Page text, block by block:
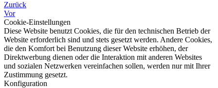
Zurück
Vor
Cookie-Einstellungen
Diese Website benutzt Cookies, die für den technischen Betrieb der
Website erforderlich sind und stets gesetzt werden. Andere Cookies,
die den Komfort bei Benutzung dieser Website erhöhen, der
Direktwerbung dienen oder die Interaktion mit anderen Websites
und sozialen Netzwerken vereinfachen sollen, werden nur mit Ihrer
Zustimmung gesetzt.
Konfiguration